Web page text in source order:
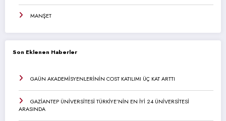
MANŞET
Son Eklenen Haberler
GAÜN AKADEMİSYENLERİNİN COST KATILIMI ÜÇ KAT ARTTI
GAZİANTEP ÜNİVERSİTESİ TÜRKİYE’NİN EN İYİ 24 ÜNİVERSİTESİ
ARASINDA